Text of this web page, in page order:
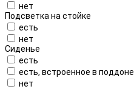
нет
Подсветка на стойке
есть
нет
Сиденье
есть
есть, встроенное в поддоне
нет